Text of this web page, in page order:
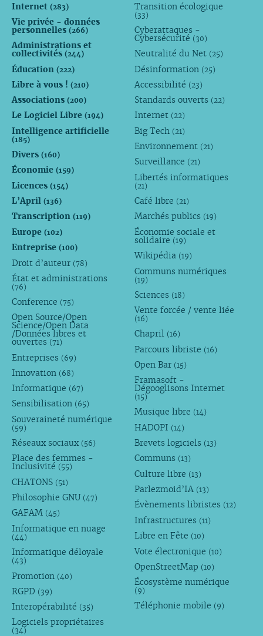
Internet (283)
Vie privée - données
personnelles (266)
Administrations et
collectivités (244)
Éducation (222)
Libre à vous ! (210)
Associations (200)
Le Logiciel Libre (194)
Intelligence artificielle
(185)
Divers (160)
Économie (159)
Licences (154)
L’April (136)
Transcription (119)
Europe (102)
Entreprise (100)
Droit d’auteur (78)
État et administrations
(76)
Conference (75)
Open Source/Open
Science/Open Data
/Données libres et
ouvertes (71)
Entreprises (69)
Innovation (68)
Informatique (67)
Sensibilisation (65)
Souveraineté numérique
(59)
Réseaux sociaux (56)
Place des femmes -
Inclusivité (55)
CHATONS (51)
Philosophie GNU (47)
GAFAM (45)
Informatique en nuage
(44)
Informatique déloyale
(43)
Promotion (40)
RGPD (39)
Interopérabilité (35)
Logiciels propriétaires
(34)
Transition écologique
(33)
Cyberattaques -
Cybersécurité (30)
Neutralité du Net (25)
Désinformation (25)
Accessibilité (23)
Standards ouverts (22)
Internet (22)
Big Tech (21)
Environnement (21)
Surveillance (21)
Libertés informatiques
(21)
Café libre (21)
Marchés publics (19)
Économie sociale et
solidaire (19)
Wikipédia (19)
Communs numériques
(19)
Sciences (18)
Vente forcée / vente liée
(16)
Chapril (16)
Parcours libriste (16)
Open Bar (15)
Framasoft -
Dégooglisons Internet
(15)
Musique libre (14)
HADOPI (14)
Brevets logiciels (13)
Communs (13)
Culture libre (13)
Parlezmoid’IA (13)
Évènements libristes (12)
Infrastructures (11)
Libre en Fête (10)
Vote électronique (10)
OpenStreetMap (10)
Écosystème numérique
(9)
Téléphonie mobile (9)